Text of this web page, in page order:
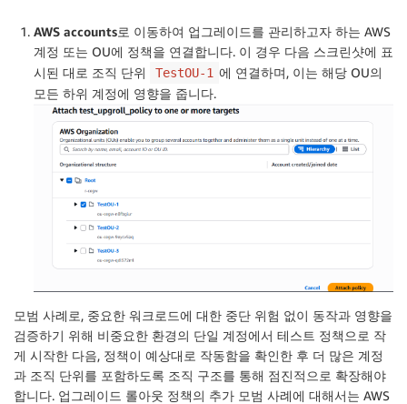
          "prod": {
            "patch_order": {
              "@@assign": "last"
            }
          }
        }
      }
    }
AWS accounts로 이동하여 업그레이드를 관리하고자 하는 AWS
계정 또는 OU에 정책을 연결합니다. 이 경우 다음 스크린샷에 표
시된 대로 조직 단위
TestOU-1 에 연결하며, 이는 해당 OU의
모든 하위 계정에 영향을 줍니다.
모범 사례로, 중요한 워크로드에 대한 중단 위험 없이 동작과 영향을
검증하기 위해 비중요한 환경의 단일 계정에서 테스트 정책으로 작
게 시작한 다음, 정책이 예상대로 작동함을 확인한 후 더 많은 계정
과 조직 단위를 포함하도록 조직 구조를 통해 점진적으로 확장해야
합니다. 업그레이드 롤아웃 정책의 추가 모범 사례에 대해서는 AWS